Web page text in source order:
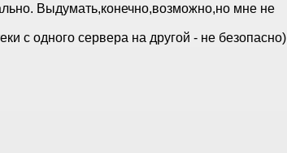
Выдумать,конечно,возможно,но мне не
с одного сервера на другой - не безопасно)